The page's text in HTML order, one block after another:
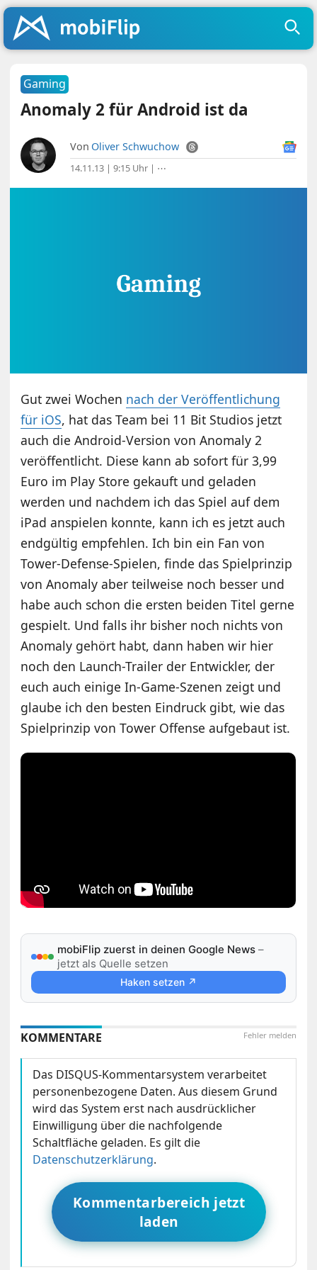
Gaming
Anomaly 2 für Android ist da
Von Oliver Schwuchow
14.11.13 | 9:15 Uhr | ⋯
Gut zwei Wochen nach der Veröffentlichung
für iOS, hat das Team bei 11 Bit Studios jetzt
auch die Android-Version von Anomaly 2
veröffentlicht. Diese kann ab sofort für 3,99
Euro im Play Store gekauft und geladen
werden und nachdem ich das Spiel auf dem
iPad anspielen konnte, kann ich es jetzt auch
endgültig empfehlen. Ich bin ein Fan von
Tower-Defense-Spielen, finde das Spielprinzip
von Anomaly aber teilweise noch besser und
habe auch schon die ersten beiden Titel gerne
gespielt. Und falls ihr bisher noch nichts von
Anomaly gehört habt, dann haben wir hier
noch den Launch-Trailer der Entwickler, der
euch auch einige In-Game-Szenen zeigt und
glaube ich den besten Eindruck gibt, wie das
Spielprinzip von Tower Offense aufgebaut ist.
mobiFlip zuerst in deinen Google News –
jetzt als Quelle setzen
Haken setzen ↗
Fehler melden
KOMMENTARE
Das DISQUS-Kommentarsystem verarbeitet
personenbezogene Daten. Aus diesem Grund
wird das System erst nach ausdrücklicher
Einwilligung über die nachfolgende
Schaltfläche geladen. Es gilt die
Datenschutzerklärung.
Kommentarbereich jetzt
laden